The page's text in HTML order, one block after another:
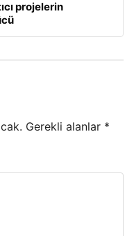
projelerin
Gerekli alanlar *